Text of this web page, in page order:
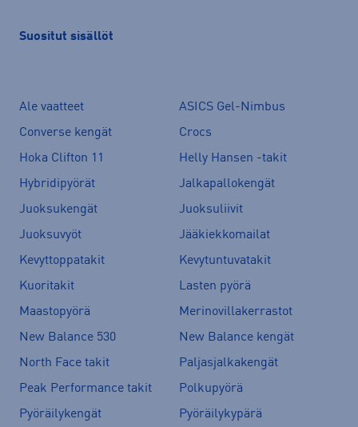
Suositut sisällöt
Ale vaatteet
ASICS Gel-Nimbus
Converse kengät
Crocs
Hoka Clifton 11
Helly Hansen -takit
Hybridipyörät
Jalkapallokengät
Juoksukengät
Juoksuliivit
Juoksuvyöt
Jääkiekkomailat
Kevyttoppatakit
Kevytuntuvatakit
Kuoritakit
Lasten pyörä
Maastopyörä
Merinovillakerrastot
New Balance 530
New Balance kengät
North Face takit
Paljasjalkakengät
Peak Performance takit
Polkupyörä
Pyöräilykengät
Pyöräilykypärä